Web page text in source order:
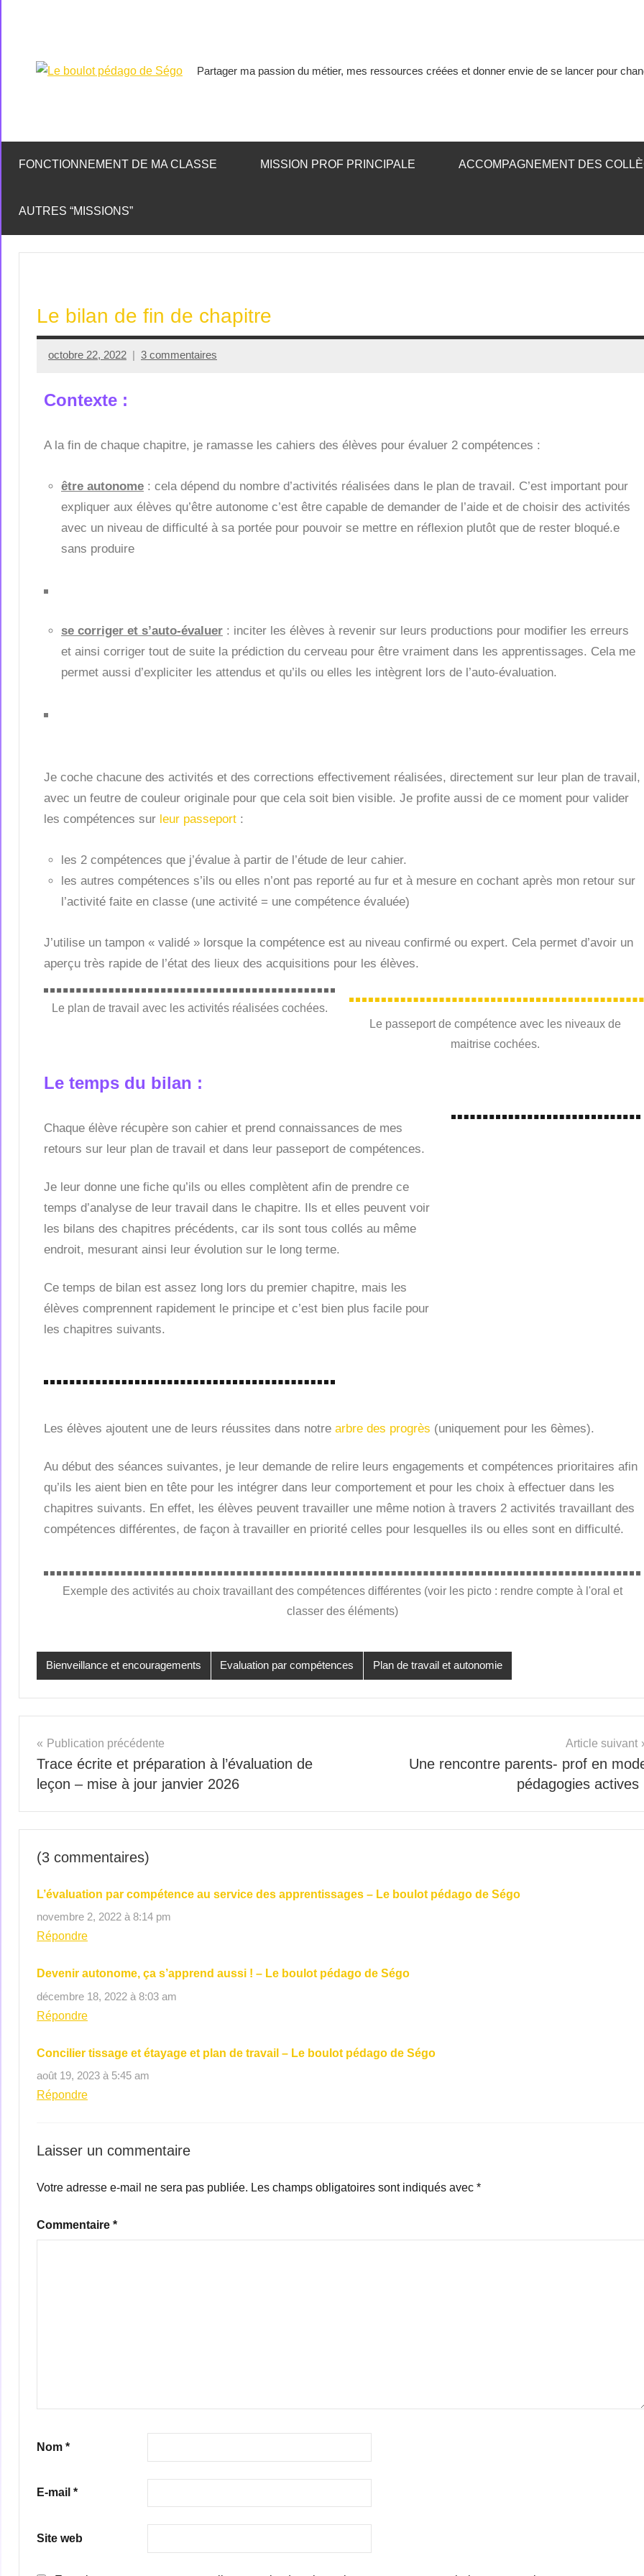
pédago
Ségo
Partager ma passion du métier, mes ressources créées et donner envie de se lancer pour
FONCTIONNEMENT DE MA CLASSE MISSION PROF PRINCIPALE ACCOMPAGNEMENT DES
AUTRES “MISSIONS”
Le bilan de fin de chapitre
octobre 22, 2022
Seg0_La_Vraie
3 commentaires
Contexte :
A la fin de chaque chapitre, je ramasse les cahiers des élèves pour évaluer 2 compétences :
être autonome : cela dépend du nombre d’activités réalisées dans le plan de travail. C’est important pour
expliquer aux élèves qu’être autonome c’est être capable de demander de l’aide et de choisir des activités
avec un niveau de difficulté à sa portée pour pouvoir se mettre en réflexion plutôt que de rester bloqué.e
sans produire
se corriger et s’auto-évaluer : inciter les élèves à revenir sur leurs productions pour modifier les erreurs
et ainsi corriger tout de suite la prédiction du cerveau pour être vraiment dans les apprentissages. Cela me
permet aussi d’expliciter les attendus et qu’ils ou elles les intègrent lors de l’auto-évaluation.
Je coche chacune des activités et des corrections effectivement réalisées, directement sur leur plan de travail,
avec un feutre de couleur originale pour que cela soit bien visible. Je profite aussi de ce moment pour valider
les compétences sur leur passeport :
les 2 compétences que j’évalue à partir de l’étude de leur cahier.
les autres compétences s’ils ou elles n’ont pas reporté au fur et à mesure en cochant après mon retour sur
l’activité faite en classe (une activité = une compétence évaluée)
J’utilise un tampon « validé » lorsque la compétence est au niveau confirmé ou expert. Cela permet d’avoir un
aperçu très rapide de l’état des lieux des acquisitions pour les élèves.
Le plan de travail avec les activités réalisées cochées.
Le passeport de compétence avec les niveaux de
maitrise cochées.
Le temps du bilan :
Chaque élève récupère son cahier et prend connaissances de mes
retours sur leur plan de travail et dans leur passeport de compétences.
Je leur donne une fiche qu’ils ou elles complètent afin de prendre ce
temps d’analyse de leur travail dans le chapitre. Ils et elles peuvent voir
les bilans des chapitres précédents, car ils sont tous collés au même
endroit, mesurant ainsi leur évolution sur le long terme.
Ce temps de bilan est assez long lors du premier chapitre, mais les
élèves comprennent rapidement le principe et c’est bien plus facile pour
les chapitres suivants.
Les élèves ajoutent une de leurs réussites dans notre arbre des progrès (uniquement pour les 6èmes).
Au début des séances suivantes, je leur demande de relire leurs engagements et compétences prioritaires afin
qu’ils les aient bien en tête pour les intégrer dans leur comportement et pour les choix à effectuer dans les
chapitres suivants. En effet, les élèves peuvent travailler une même notion à travers 2 activités travaillant des
compétences différentes, de façon à travailler en priorité celles pour lesquelles ils ou elles sont en difficulté.
Exemple des activités au choix travaillant des compétences différentes (voir les picto : rendre compte à l'oral et
classer des éléments)
Bienveillance et encouragements Evaluation par compétences Plan de travail et autonomie
Publication précédente
Trace écrite et préparation à l’évaluation de
leçon – mise à jour janvier 2026
Article suivant
Une rencontre parents- prof en
pédagogies actives
(3 commentaires)
L’évaluation par compétence au service des apprentissages – Le boulot pédago de Ségo
novembre 2, 2022 à 8:14 pm
Répondre
Devenir autonome, ça s’apprend aussi ! – Le boulot pédago de Ségo
décembre 18, 2022 à 8:03 am
Répondre
Concilier tissage et étayage et plan de travail – Le boulot pédago de Ségo
août 19, 2023 à 5:45 am
Répondre
Laisser un commentaire
Votre adresse e-mail ne sera pas publiée. Les champs obligatoires sont indiqués avec *
Commentaire *
Nom *
E-mail *
Site web